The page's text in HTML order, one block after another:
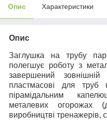
Опис Характеристики
Опис
Заглушка на трубу
полегшує роботу з
завершений
пластмасові для
пірамідальним
металевих огорожах
виробництві тренажерів,